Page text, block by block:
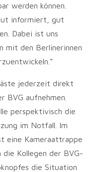
werden können.
informiert, gut
Dabei ist uns
mit den Berlinerinnen
jederzeit direkt
BVG aufnehmen.
perspektivisch die
im Notfall. Im
eine Kameraattrappe
Kollegen der BVG-
die Situation